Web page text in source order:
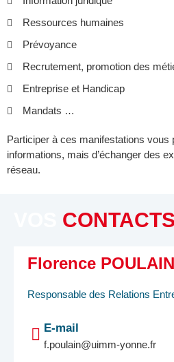
Ressources humaines
Prévoyance
Recrutement, promotion des
Entreprise et Handicap
Mandats …
Participer à ces manifestations vous
informations, mais d’échanger des
réseau.
CONTACTS
Florence POULAIN
Responsable des Relations
E-mail
f.poulain@uimm-yonne.fr